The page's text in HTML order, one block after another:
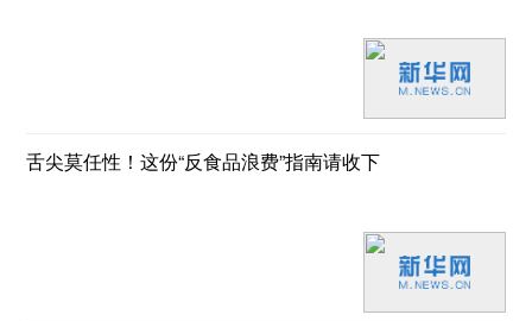
舌尖莫任性！这份“反食品浪费”指南请收下